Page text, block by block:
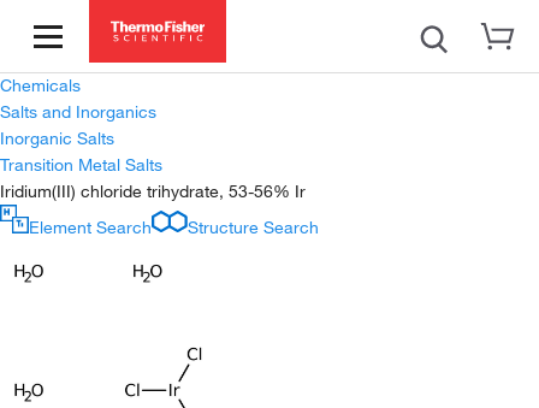
Chemicals
Salts and Inorganics
Inorganic Salts
Transition Metal Salts
Iridium(III) chloride trihydrate, 53-56% Ir
Element Search
Structure Search